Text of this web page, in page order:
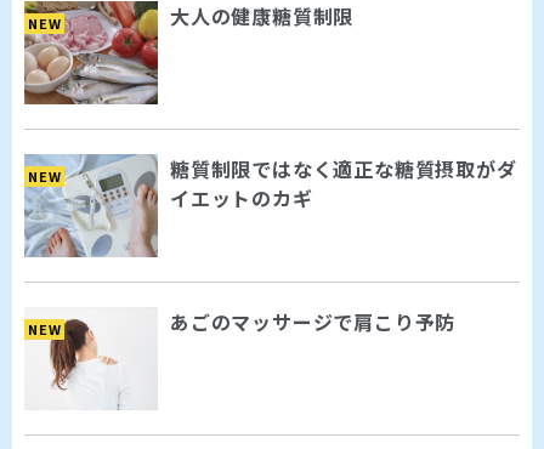
NEW 大人の健康糖質制限
NEW
糖質制限ではなく適正な糖質摂取がダ
イエットのカギ
NEW あごのマッサージで肩こり予防